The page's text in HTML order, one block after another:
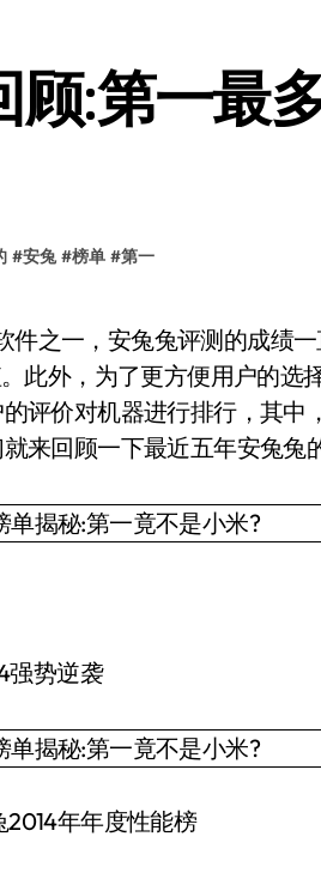
:第一最
#安兔 #榜单 #第一
此外，为了更方便用户的选
评价对机器进行排行，其中
来回顾一下最近五年安兔兔
势逆袭
年年度性能榜